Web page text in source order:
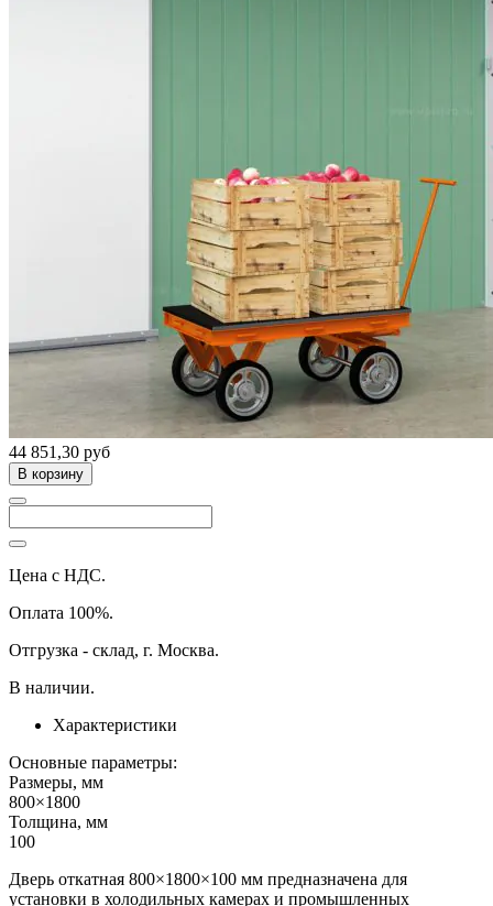
44 851,30 руб
В корзину
Цена с НДС.
Оплата 100%.
Отгрузка - склад, г. Москва.
В наличии.
Характеристики
Основные параметры:
Размеры, мм
800×1800
Толщина, мм
100
Дверь откатная 800×1800×100 мм предназначена для
установки в холодильных камерах и промышленных